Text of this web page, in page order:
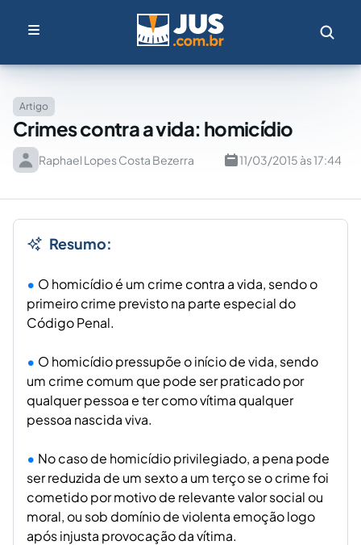
Artigo
Crimes contra a vida: homicídio
Raphael Lopes Costa Bezerra 11/03/2015 às 17:44
Resumo:
O homicídio é um crime contra a vida, sendo o
primeiro crime previsto na parte especial do
Código Penal.
O homicídio pressupõe o início de vida, sendo
um crime comum que pode ser praticado por
qualquer pessoa e ter como vítima qualquer
pessoa nascida viva.
No caso de homicídio privilegiado, a pena pode
ser reduzida de um sexto a um terço se o crime foi
cometido por motivo de relevante valor social ou
moral, ou sob domínio de violenta emoção logo
após injusta provocação da vítima.